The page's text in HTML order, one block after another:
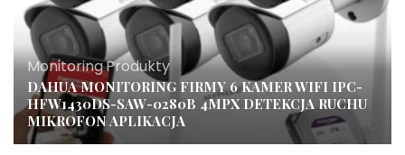
Monitoring,Produkty
DAHUA MONITORING FIRMY 6 KAMER WIFI IPC-
HFW1430DS-SAW-0280B 4MPX DETEKCJA RUCHU
MIKROFON APLIKACJA